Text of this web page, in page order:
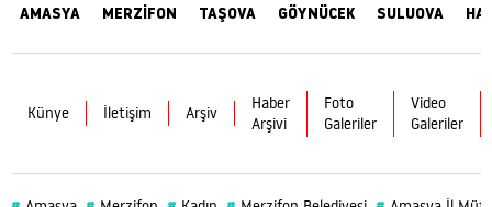
AMASYA MERZİFON TAŞOVA GÖYNÜCEK SULUOVA
Künye İletişim Arşiv
Haber
Arşivi
Foto
Galeriler
Video
Galeriler